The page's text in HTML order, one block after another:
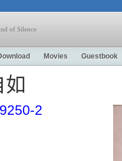
of Silence
Movies Guestbook
如
2